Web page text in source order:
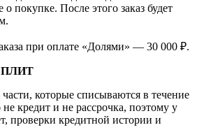
покупке. После этого заказ будет
при оплате «Долями» — 30 000 ₽.
которые списываются в течение
кредит и не рассрочка, поэтому у
проверки кредитной истории и